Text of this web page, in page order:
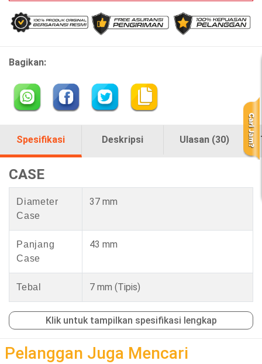
Bagikan:
Spesifikasi Deskripsi Ulasan (30)
CASE
Diameter
Case
37 mm
Panjang
Case
43 mm
Tebal 7 mm (Tipis)
Klik untuk tampilkan spesifikasi lengkap
Pelanggan Juga Mencari